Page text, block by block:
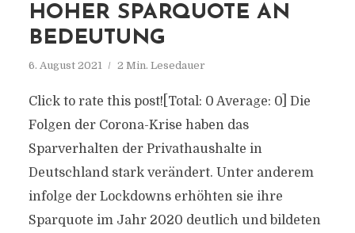
HOHER SPARQUOTE AN
BEDEUTUNG
6. August 2021 2 Min. Lesedauer
Click to rate this post![Total: 0 Average: 0] Die
Folgen der Corona-Krise haben das
Sparverhalten der Privathaushalte in
Deutschland stark verändert. Unter anderem
infolge der Lockdowns erhöhten sie ihre
Sparquote im Jahr 2020 deutlich und bildeten